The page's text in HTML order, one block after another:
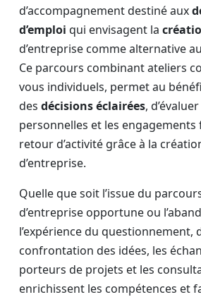
d’accompagnement destiné aux
d’emploi qui envisagent la
d’entreprise comme alternative
Ce parcours combinant ateliers
vous individuels, permet au
des décisions éclairées,
personnelles et les engagements
retour d’activité grâce à la
d’entreprise.
Quelle que soit l’issue du
d’entreprise opportune ou
l’expérience du questionnement,
confrontation des idées, les
porteurs de projets et les
enrichissent les compétences et